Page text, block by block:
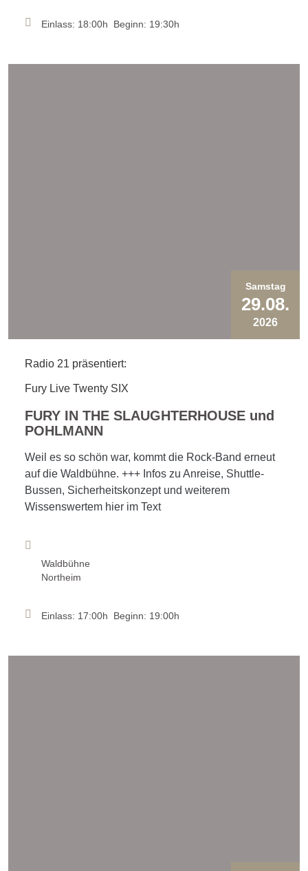
Einlass: 18:00h Beginn: 19:30h
Samstag
29.08.
2026
Radio 21 präsentiert:
Fury Live Twenty SIX
FURY IN THE SLAUGHTERHOUSE und
POHLMANN
Weil es so schön war, kommt die Rock-Band erneut
auf die Waldbühne. +++ Infos zu Anreise, Shuttle-
Bussen, Sicherheitskonzept und weiterem
Wissenswertem hier im Text
Waldbühne
Northeim
Einlass: 17:00h Beginn: 19:00h